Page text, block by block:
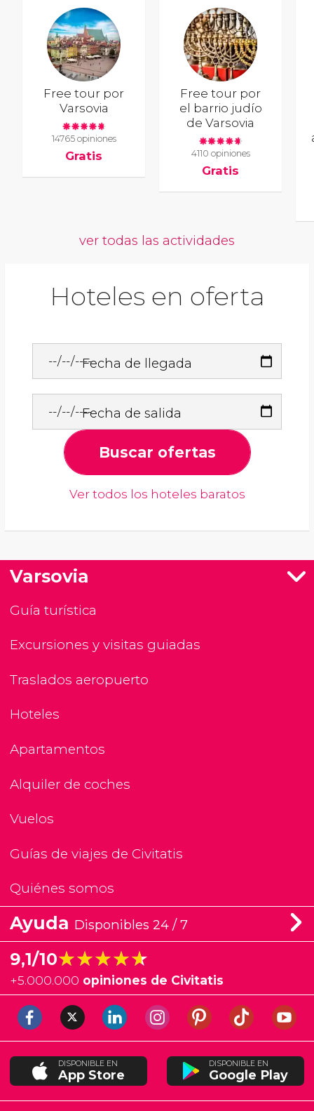
Free tour por
Varsovia
14765 opiniones
Gratis
Free tour por
el barrio judío
de Varsovia
4110 opiniones
Gratis
ver todas las actividades
Hoteles en oferta
Fecha de llegada
Fecha de salida
Buscar ofertas
Ver todos los hoteles baratos
Varsovia
Guía turística
Excursiones y visitas guiadas
Traslados aeropuerto
Hoteles
Apartamentos
Alquiler de coches
Vuelos
Guías de viajes de Civitatis
Quiénes somos
Ayuda Disponibles 24 / 7
9,1/10★★★★★
★★★★★
+5.000.000 opiniones de Civitatis
DISPONIBLE EN
App Store
DISPONIBLE EN
Google Play